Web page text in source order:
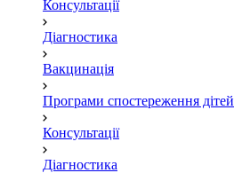
Консультації
Діагностика
Вакцинація
Програми спостереження дітей
Консультації
Діагностика